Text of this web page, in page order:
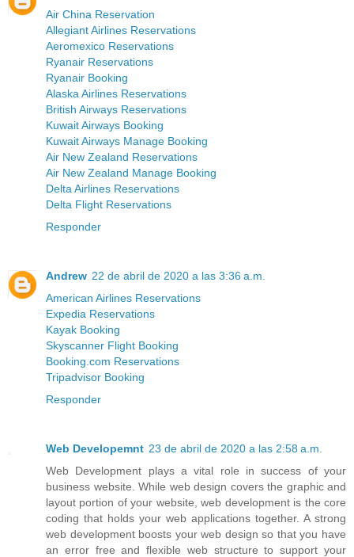
Air China Reservation
Allegiant Airlines Reservations
Aeromexico Reservations
Ryanair Reservations
Ryanair Booking
Alaska Airlines Reservations
British Airways Reservations
Kuwait Airways Booking
Kuwait Airways Manage Booking
Air New Zealand Reservations
Air New Zealand Manage Booking
Delta Airlines Reservations
Delta Flight Reservations
Responder
Andrew 22 de abril de 2020 a las 3:36 a.m.
American Airlines Reservations
Expedia Reservations
Kayak Booking
Skyscanner Flight Booking
Booking.com Reservations
Tripadvisor Booking
Responder
Web Developemnt 23 de abril de 2020 a las 2:58 a.m.
Web Development plays a vital role in success of your
business website. While web design covers the graphic and
layout portion of your website, web development is the core
coding that holds your web applications together. A strong
web development boosts your web design so that you have
an error free and flexible web structure to support your